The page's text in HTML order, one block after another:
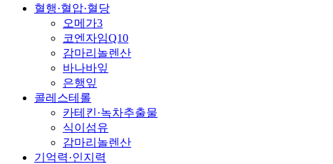
혈행·혈압·혈당
오메가3
코엔자임Q10
감마리놀렌산
바나바잎
은행잎
콜레스테롤
카테킨·녹차추출물
식이섬유
감마리놀렌산
기억력·인지력